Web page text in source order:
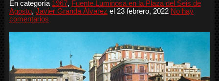
En categoría 1967, Fuente Luminosa en la Plaza del Seis de
Agosto, Javier Granda Álvarez el 23 febrero, 2022 No hay
comentarios